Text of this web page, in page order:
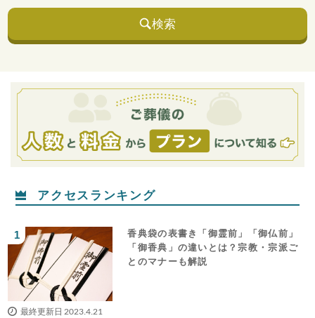
検索
アクセスランキング
香典袋の表書き「御霊前」「御仏前」
「御香典」の違いとは？宗教・宗派ご
とのマナーも解説
最終更新日 2023.4.21